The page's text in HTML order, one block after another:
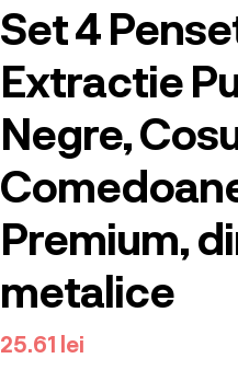
Set 4
Extractie
Negre,
Premium,
metalice
25.61 lei